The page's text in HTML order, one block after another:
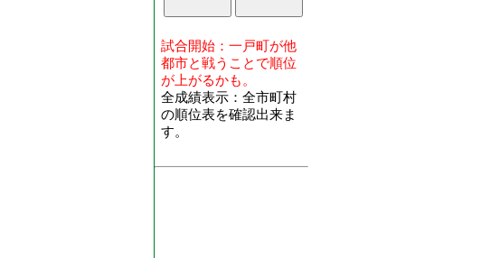
試合開始：一戸町が他
都市と戦うことで順位
が上がるかも。
全成績表示：全市町村
の順位表を確認出来ま
す。